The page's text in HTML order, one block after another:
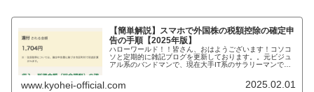
【簡単解説】スマホで外国株の税額控除の確定申
告の手順【2025年版】
ハローワールド！！皆さん、おはようございます！コソコ
ソと定期的に雑記ブログを更新しております。。元ビジュ
アル系のバンドマンで、現在大手IT系のサラリーマンで、
www.kyohei-official.com 2025.02.01